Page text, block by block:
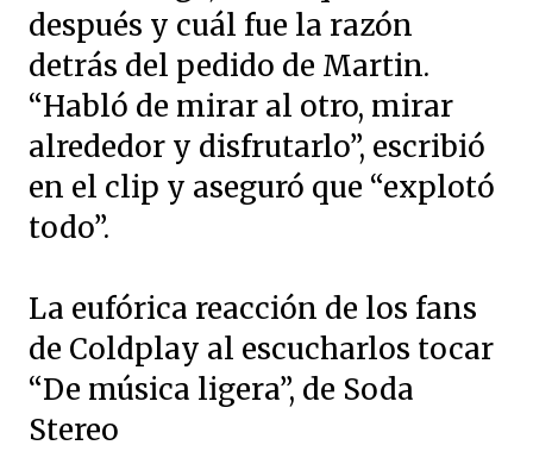
después y cuál fue la razón
detrás del pedido de Martin.
“Habló de mirar al otro, mirar
alrededor y disfrutarlo”, escribió
en el clip y aseguró que “explotó
todo”.
La eufórica reacción de los fans
de Coldplay al escucharlos tocar
“De música ligera”, de Soda
Stereo